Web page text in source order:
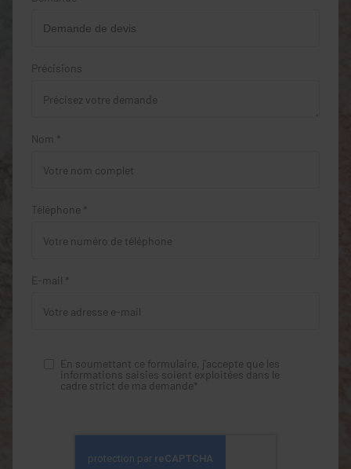
Précisions
Nom *
Téléphone *
E-mail *
En soumettant ce formulaire, j'accepte que les
informations saisies soient exploitées dans le
cadre strict de ma demande*